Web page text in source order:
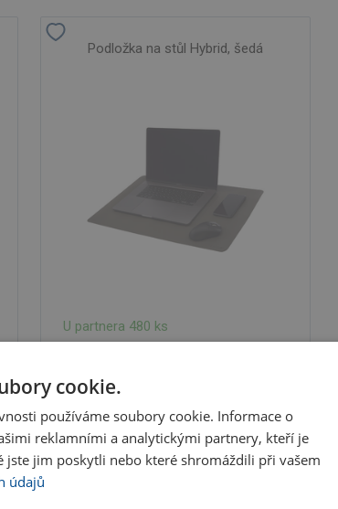
Podložka na stůl Hybrid, šedá
U partnera 480 ks
328.47 Kč s DPH
cookie.
používáme soubory cookie. Informace o
reklamními a analytickými partnery, kteří je
jim poskytli nebo které shromáždili při vašem
údajů